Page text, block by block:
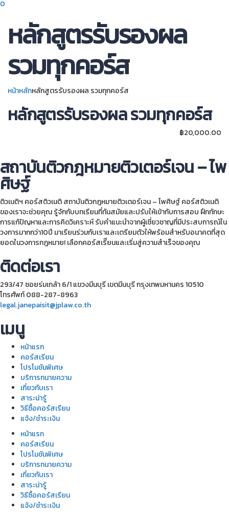
0
หลักสูตรรับรองผล
รวมทุกคอร์ส
หน้าหลักหลักสูตรรับรองผล รวมทุกคอร์ส
หลักสูตรรับรองผล รวมทุกคอร์ส
฿20,000.00
สถาบันติวกฎหมายติวเตอร์เจน – ไพ
ศิษฐ์
ติวเนติฯ คอร์สติวเนติ สถาบันติวกฎหมายติวเตอร์เจน – ไพศิษฐ์ คอร์สติวเนติ
ของเราจะช่วยคุณ รู้จักกับบทเรียนที่ทันสมัยและปรับให้เข้ากับการสอบ ฝึกทักษะ
การแก้ปัญหาและการคิดวิเคราะห์ รับคำแนะนำจากผู้เชี่ยวชาญที่มีประสบการณ์ใน
วงการมากกว่า10ปี มาเรียนร่วมกับเราและเตรียมตัวให้พร้อมสำหรับอนาคตที่สุด
ยอดในวงการกฎหมาย! เลือกคอร์สเรีียนและเริ่มสู่ความสำเร็จของคุณ
ติดต่อเรา
293/47 ซอยร่มเกล้า 6/1 แขวงมีนบุรี เขตมีนบุรี กรุงเทพมหานคร 10510
โทรศัพท์ 088-287-8963
legal.janepaisit@jplaw.co.th
เมนู
หน้าแรก
คอร์สเรียน
โปรโมชันพิเศษ
บริการทนายความ
เกี่ยวกับเรา
สาระน่ารู้
วิธีซื้อคอร์สเรียน
แจ้ง/ชำระเงิน
หน้าแรก
คอร์สเรียน
โปรโมชันพิเศษ
บริการทนายความ
เกี่ยวกับเรา
สาระน่ารู้
วิธีซื้อคอร์สเรียน
แจ้ง/ชำระเงิน